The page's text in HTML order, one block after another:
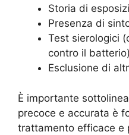
Storia di
Presenza di
Test sierologici
contro il batterio)
Esclusione di
È importante
precoce e accurata è
trattamento efficace e